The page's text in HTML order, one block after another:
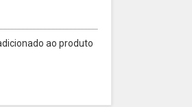
ao produto